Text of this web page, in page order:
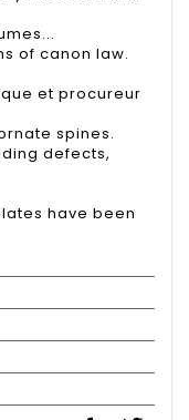
of canon law.
et procureur
spines.
defects,
have been